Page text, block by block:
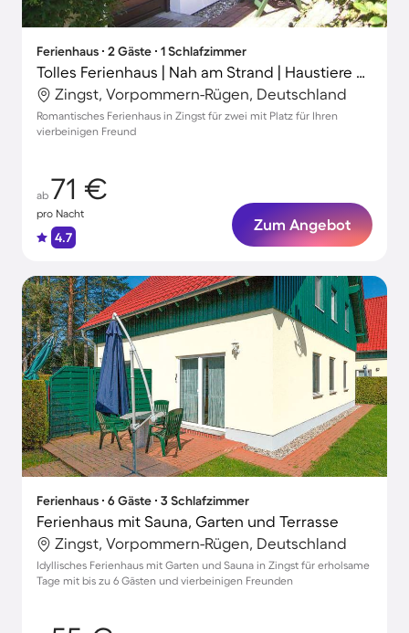
Ferienhaus ∙ 2 Gäste ∙ 1 Schlafzimmer
Tolles Ferienhaus | Nah am Strand | Haustiere erlaubt
Zingst, Vorpommern-Rügen, Deutschland
Romantisches Ferienhaus in Zingst für zwei mit Platz für Ihren
vierbeinigen Freund
ab 71 €
pro Nacht
4.7
Zum Angebot
Ferienhaus ∙ 6 Gäste ∙ 3 Schlafzimmer
Ferienhaus mit Sauna, Garten und Terrasse
Zingst, Vorpommern-Rügen, Deutschland
Idyllisches Ferienhaus mit Garten und Sauna in Zingst für erholsame
Tage mit bis zu 6 Gästen und vierbeinigen Freunden